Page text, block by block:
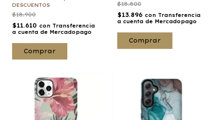
DESCUENTOS
$18.900
$11.610 con Transferencia
a cuenta de Mercadopago
Comprar
$18.800
$13.896 con Transferencia
a cuenta de Mercadopago
Comprar